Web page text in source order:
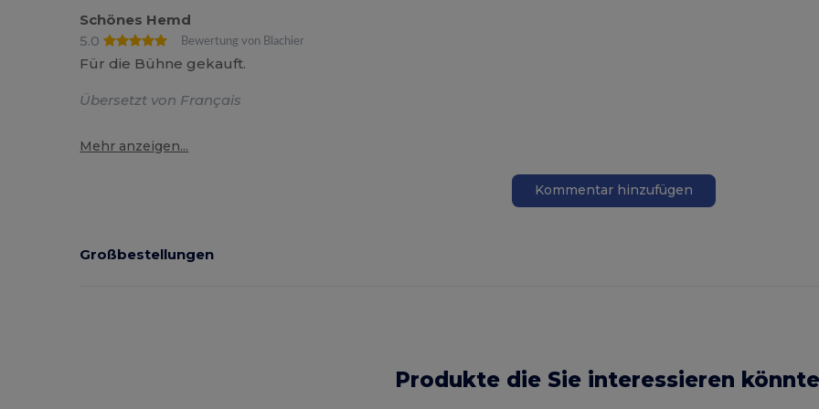
Schönes Hemd
5.0
Bewertung von Blachier
Für die Bühne gekauft.
Übersetzt von Français
Mehr anzeigen...
Kommentar hinzufügen
Großbestellungen
Produkte die Sie interessieren